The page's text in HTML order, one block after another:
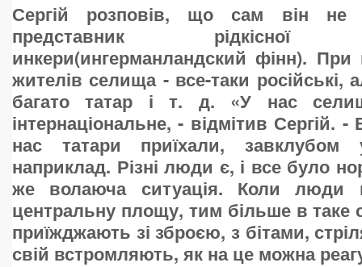
Сергій розповів, що сам він не
представник рідкісної
инкери(ингерманландский фінн). При
жителів селища - все-таки російські,
багато татар і т. д. «У нас
інтернаціональне, - відмітив Сергій.
нас татари приїхали,
наприклад. Різні люди є, і все було
же волаюча ситуація. Коли люди
центральну площу, тим більше в таке
приїжджають зі зброєю, з бітами,
свій встромляють, як на це можна